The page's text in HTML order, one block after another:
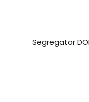
Segregator